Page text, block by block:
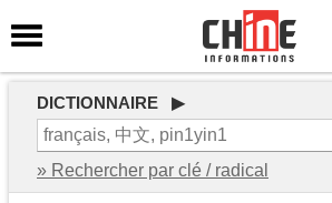
DICTIONNAIRE ▶
» Rechercher par clé / radical